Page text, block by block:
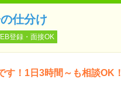
仕分け
登録・面接OK
！1日3時間～も相談OK！